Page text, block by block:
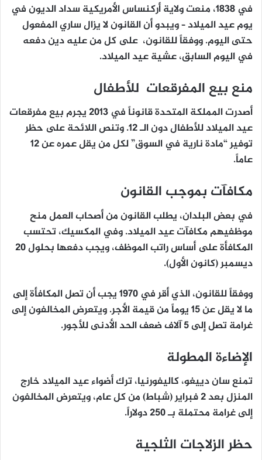
في 1838، منعت ولاية أركنساس الأمريكية سداد الديون في
يوم عيد الميلاد – ويبدو أن القانون لا يزال ساري المفعول
حتى اليوم. ووفقاً للقانون، على كل من عليه دين دفعه
في اليوم السابق، عشية عيد الميلاد.
منع بيع المفرقعات للأطفال
أصدرت المملكة المتحدة قانوناً في 2013 يجرم بيع مفرقعات
عيد الميلاد للأطفال دون الـ 12. وتنص اللائحة على حظر
توفير “مادة نارية في السوق” لكل من يقل عمره عن 12
عاماً.
مكافآت بموجب القانون
في بعض البلدان، يطلب القانون من أصحاب العمل منح
موظفيهم مكافآت عيد الميلاد. وفي المكسيك، تحتسب
المكافأة على أساس راتب الموظف، ويجب دفعها بحلول 20
ديسمبر (كانون الأول).
ووفقاً للقانون، الذي أقر في 1970 يجب أن تصل المكافأة إلى
ما لا يقل عن 15 يوماً من قيمة الأجر. ويتعرض المخالفون إلى
غرامة تصل إلى 5 آلاف ضعف الحد الأدنى للأجور.
الإضاءة المطولة
تمنع سان دييغو، كاليفورنيا، ترك أضواء عيد الميلاد خارج
المنزل بعد 2 فبراير (شباط) من كل عام، ويتعرض المخالفون
إلى غرامة محتملة بـ 250 دولاراً.
حظر الزلاجات الثلجية